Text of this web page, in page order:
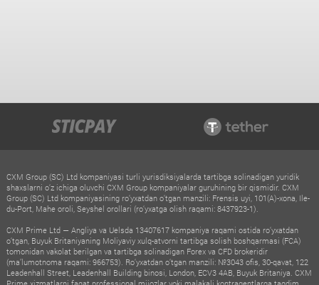
CXM Group (SC) Ltd kompaniyasi turli yurisdiksiyalarda tartibga solinadigan yuridik
shaxslarni o‘z ichiga oluvchi CXM Group kompaniyalar guruhining bir qismidir. CXM
Group (SC) Ltd kompaniyasining ro‘yxatdan o‘tgan manzili: Frensis uyi, 101(A)-xona, Ile-
du-Port, Mahe oroli, Seyshel orollari (ro‘yxatga olish raqami: 8437923-1).
CXM Prime Ltd — Angliya va Uelsda 13407617 kompaniya raqami ostida ro‘yxatdan
o‘tgan, Buyuk Britaniyaning Moliyaviy xulq-atvorni tartibga solish boshqarmasi (FCA)
tomonidan vakolat berilgan va tartibga solinadigan Forex va CFD brokeridir
(ma’lumotnoma raqami: 966753). Ro‘yxatdan o‘tgan manzili: №3043 ofis, 30-qavat, 122
Leadenhall Street, Leadenhall Building binosi, London, ECV3 4AB, Buyuk Britaniya. CXM